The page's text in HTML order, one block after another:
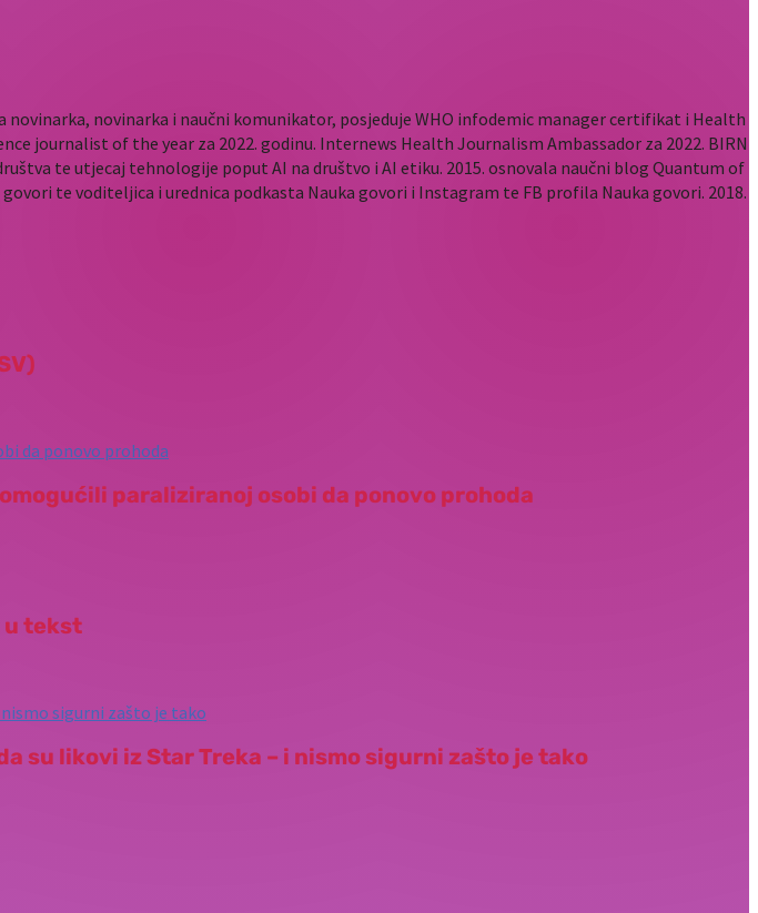
novinarka i naučni komunikator, posjeduje WHO infodemic manager certifikat i Health
journalist of the year za 2022. godinu. Internews Health Journalism Ambassador za 2022. BIRN
te utjecaj tehnologije poput AI na društvo i AI etiku. 2015. osnovala naučni blog Quantum of
te voditeljica i urednica podkasta Nauka govori i Instagram te FB profila Nauka govori. 2018.
paraliziranoj osobi da ponovo prohoda
u tekst
su likovi iz Star Treka – i nismo sigurni zašto je tako